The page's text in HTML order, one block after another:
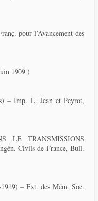
pour l’Avancement des
1909 )
– Imp. L. Jean et Peyrot,
LE TRANSMISSIONS
Civils de France, Bull.
– Ext. des Mém. Soc.